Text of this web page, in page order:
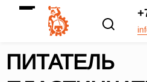
ПИТАТЕЛЬ